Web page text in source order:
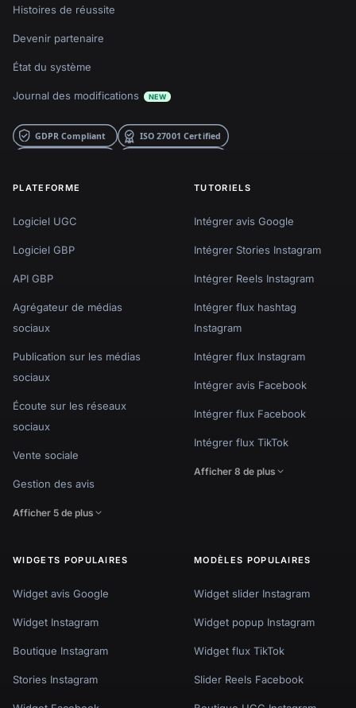
Histoires de réussite
Devenir partenaire
État du système
Journal des modifications NEW
PLATEFORME
Logiciel UGC
Logiciel GBP
API GBP
Agrégateur de médias
sociaux
Publication sur les médias
sociaux
Écoute sur les réseaux
sociaux
Vente sociale
Gestion des avis
Afficher 5 de plus
TUTORIELS
Intégrer avis Google
Intégrer Stories Instagram
Intégrer Reels Instagram
Intégrer flux hashtag
Instagram
Intégrer flux Instagram
Intégrer avis Facebook
Intégrer flux Facebook
Intégrer flux TikTok
Afficher 8 de plus
WIDGETS POPULAIRES
Widget avis Google
Widget Instagram
Boutique Instagram
Stories Instagram
MODÈLES POPULAIRES
Widget slider Instagram
Widget popup Instagram
Widget flux TikTok
Slider Reels Facebook